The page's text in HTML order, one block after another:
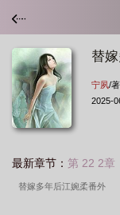
替
宁夙/著
2025-
最新章节： 第 22 2章
替嫁多年后江婉柔番外